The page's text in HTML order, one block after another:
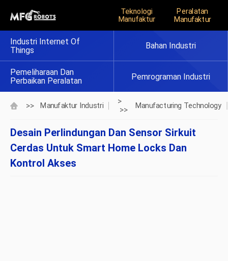
Teknologi
Manufaktur
Peralatan
Manufaktur
Industri Internet Of
Things
Bahan Industri
Pemeliharaan Dan
Perbaikan Peralatan
Pemrograman Industri
>> Manufaktur Industri
>
>>
Manufacturing Technology
Desain Perlindungan Dan Sensor Sirkuit
Cerdas Untuk Smart Home Locks Dan
Kontrol Akses